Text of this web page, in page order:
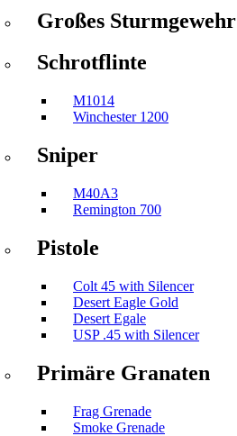
Großes Sturmgewehr
Schrotflinte
M1014
Winchester 1200
Sniper
M40A3
Remington 700
Pistole
Colt 45 with Silencer
Desert Eagle Gold
Desert Egale
USP .45 with Silencer
Primäre Granaten
Frag Grenade
Smoke Grenade